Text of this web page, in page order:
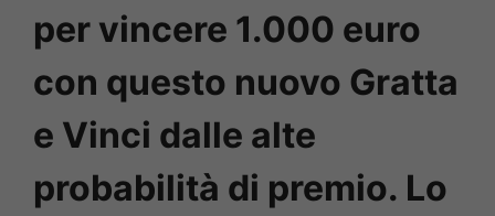
per vincere 1.000 euro
con questo nuovo Gratta
e Vinci dalle alte
probabilità di premio. Lo